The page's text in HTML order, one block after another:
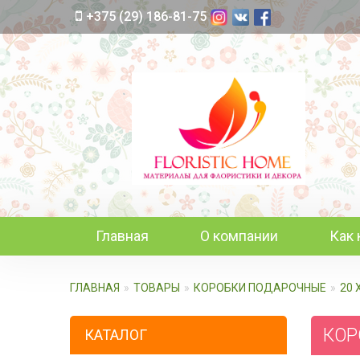
+375 (29) 186-81-75
Главная О компании Как
ГЛАВНАЯ ТОВАРЫ КОРОБКИ ПОДАРОЧНЫЕ 20
КАТАЛОГ